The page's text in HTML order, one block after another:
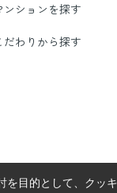
ンションを探す
だわりから探す
目的として、クッ